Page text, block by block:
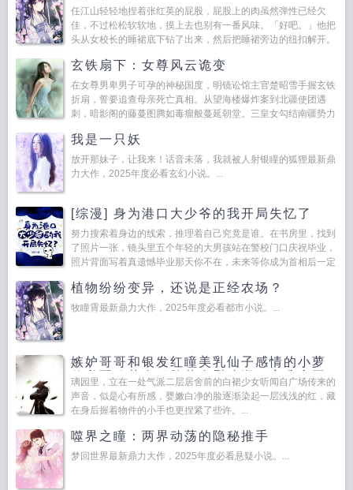
任江山轻轻地捏着张红英的屁股，屁股上的肉虽然弹性已经欠
佳，不过松松软软地，摸上去也别有一番风味。「好吧。」他把
头从女校长的睡裙底下钻了出来，然后把睡裙旁边的纽扣解开。
体。毕竟是年...
玄铁扇下：女尊风云诡变
在女尊男卑男子可孕的神秘国度，明镜讼馆主官楚昭雪手握玄铁
折扇，誓要追查母亲死亡真相。从望海楼爆炸案到北疆使团遇
刺，暗影阁的藤蔓图腾如毒瘤般蔓延朝堂。三皇女勾结南疆势力
身怀绝技...
我是一只妖
放开那妹子，让我来！话音未落，我就被人射银瞳的狐狸最新鼎
力大作，2025年度必看玄幻小说。...
[综漫] 身为港口大少爷的我开局失忆了
努力搜索着身边的线索，推理着自己究竟是谁。在书房里，找到
了照片一张，镜头里五个年轻的大男孩站在警校门口庆祝毕业，
照片背面写着真遗憾毕业那天你不在，未来等你成为首相后一定
植物纷纷变异，还说是正经农场？
牧瞳霄最新鼎力大作，2025年度必看都市小说。...
嫉妒哥哥和银发红瞳美乳仙子感情的小萝
仙私配秘药自服堕落自慰喷潮，夜袭亲哥
哥乱伦交
璃园里，立在一处气派二层居舍前的白裙少女听闻自广场传来的
声音，似是心有所感，婴嫩白净的脸逐渐染起一层浅浅的红，藏
在身后握着物件的小手也更捏紧了些许。...
噬界之瞳：两界动荡的隐秘推手
梦回世界最新鼎力大作，2025年度必看悬疑小说。...